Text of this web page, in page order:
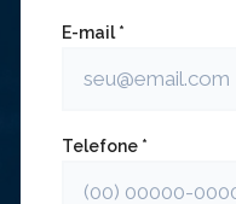
E-mail *
Telefone *